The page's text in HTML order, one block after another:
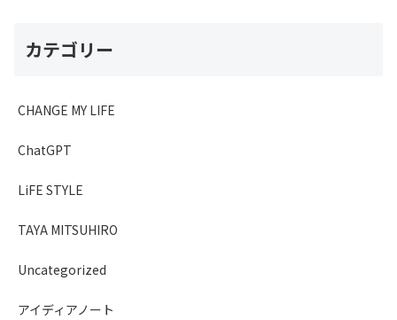
カテゴリー
CHANGE MY LIFE
ChatGPT
LiFE STYLE
TAYA MITSUHIRO
Uncategorized
アイディアノート